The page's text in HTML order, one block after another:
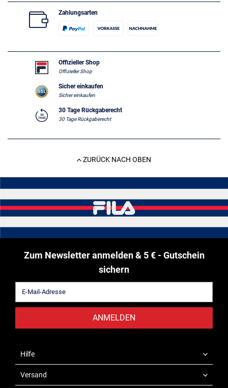
Zahlungsarten
Offizieller Shop
Offizieller Shop
Sicher einkaufen
Sicher einkaufen
30 Tage Rückgaberecht
30 Tage Rückgaberecht
ZURÜCK NACH OBEN
Zum Newsletter anmelden & 5 € - Gutschein
sichern
ANMELDEN
Hilfe
Versand